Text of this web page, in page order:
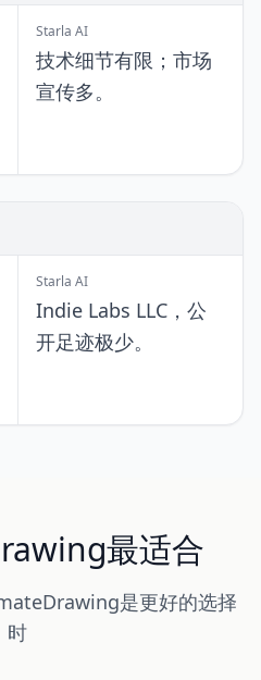
Starla AI
技术细节有限；市场
宣传多。
Starla AI
Indie Labs LLC，公
开足迹极少。
最适合
是更好的选择
时